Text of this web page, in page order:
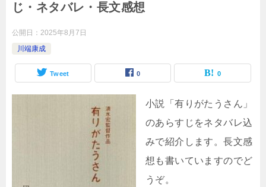
じ・ネタバレ・長文感想
公開日： 2025年8月7日
川端康成
Tweet 0 0
小説「有りがたうさん」
のあらすじをネタバレ込
みで紹介します。長文感
想も書いていますのでど
うぞ。